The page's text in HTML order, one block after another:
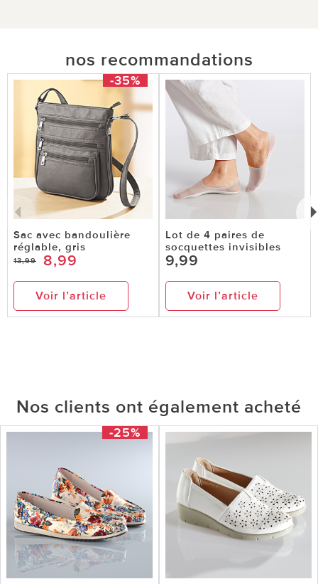
nos recommandations
-35%
Sac avec bandoulière
réglable, gris
13,99 8,99
Voir l’article
Lot de 4 paires de
socquettes invisibles
9,99
Voir l’article
Nos clients ont également acheté
-25%